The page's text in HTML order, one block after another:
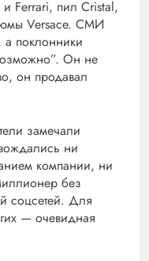
и Ferrari, пил Cristal,
Versace. СМИ
а поклонники
Он не
он продавал
замечали
ни
компании, ни
без
соцсетей. Для
— очевидная